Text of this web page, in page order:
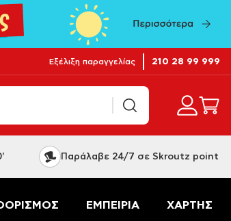
Εξέλιξη παραγγελίας 210 28 99 999
Παράλαβε 24/7 σε Skroutz point
ΕΜΠΕΙΡΙΑ ΧΑΡΤΗΣ